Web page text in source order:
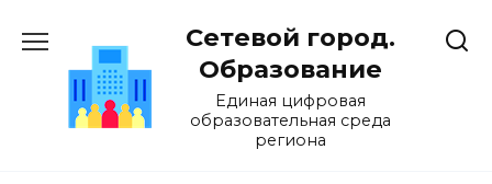
содержанию
Сетевой город.
Образование
Единая цифровая
образовательная среда
региона